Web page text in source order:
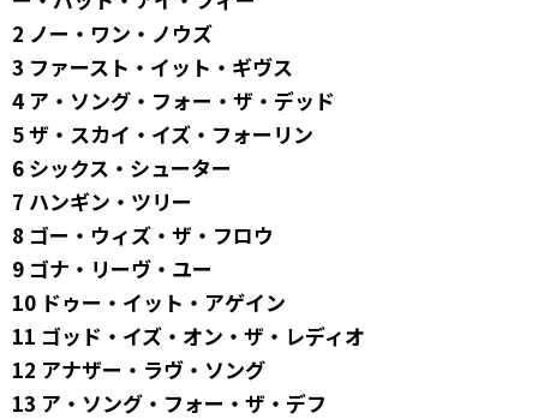
2 ノー・ワン・ノウズ
3 ファースト・イット・ギヴス
4 ア・ソング・フォー・ザ・デッド
5 ザ・スカイ・イズ・フォーリン
6 シックス・シューター
7 ハンギン・ツリー
8 ゴー・ウィズ・ザ・フロウ
9 ゴナ・リーヴ・ユー
10 ドゥー・イット・アゲイン
11 ゴッド・イズ・オン・ザ・レディオ
12 アナザー・ラヴ・ソング
13 ア・ソング・フォー・ザ・デフ